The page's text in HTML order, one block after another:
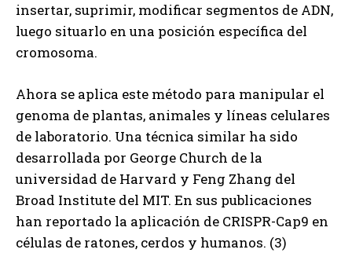
insertar, suprimir, modificar segmentos de ADN,
luego situarlo en una posición específica del
cromosoma.
Ahora se aplica este método para manipular el
genoma de plantas, animales y líneas celulares
de laboratorio. Una técnica similar ha sido
desarrollada por George Church de la
universidad de Harvard y Feng Zhang del
Broad Institute del MIT. En sus publicaciones
han reportado la aplicación de CRISPR-Cap9 en
células de ratones, cerdos y humanos. (3)